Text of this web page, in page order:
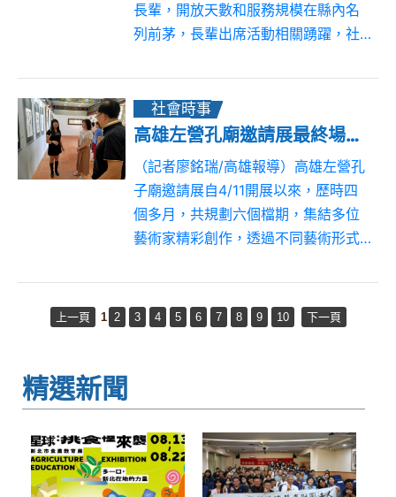
長輩，開放天數和服務規模在縣內名
列前茅，長輩出席活動相關踴躍，社
歡慶父親節，邀請縣長鍾東錦和地方
各界，與長輩一起切蛋糕賀節，唱山
歌同樂。鍾東錦...
社會時事
高雄左營孔廟邀請展最終場 「桂藝風華」展現歐桂華書法藝術風采
（記者廖銘瑞/高雄報導）高雄左營孔
子廟邀請展自4/11開展以來，歷時四
個多月，共規劃六個檔期，集結多位
藝術家精彩創作，透過不同藝術形式
熱烈迴響。如今系列展覽即將邁入最
後一個檔期，由書法藝術家歐桂華接
上一頁 1 2 3 4 5 6 7 8 9 10 下一頁
精選新聞